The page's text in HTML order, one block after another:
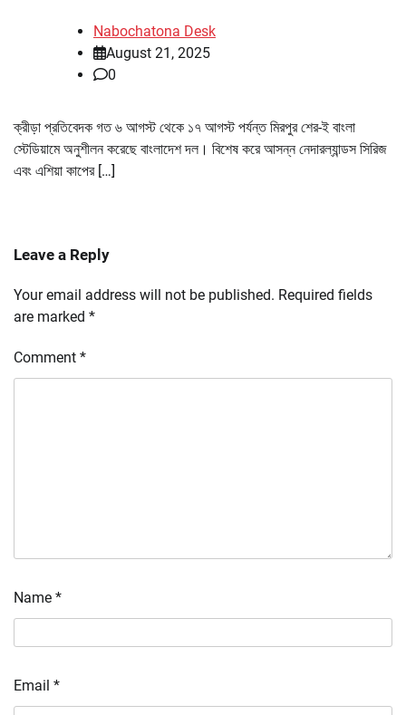
Nabochatona Desk
August 21, 2025
0
ক্রীড়া প্রতিবেদক গত ৬ আগস্ট থেকে ১৭ আগস্ট পর্যন্ত মিরপুর শের-ই বাংলা
স্টেডিয়ামে অনুশীলন করেছে বাংলাদেশ দল। বিশেষ করে আসন্ন নেদারল্যান্ডস সিরিজ
এবং এশিয়া কাপের […]
Leave a Reply
Your email address will not be published. Required fields
are marked *
Comment *
Name *
Email *